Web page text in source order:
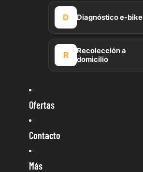
D Diagnóstico e-bike
R
Recolección a
domicilio
Ofertas
Contacto
Más